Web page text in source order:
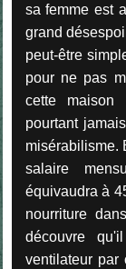
sa femme est
grand
peut-être
pour ne pas
cette maison
pourtant
misérabilisme.
salaire
équivaudra à
nourriture
découvre
ventilateur par